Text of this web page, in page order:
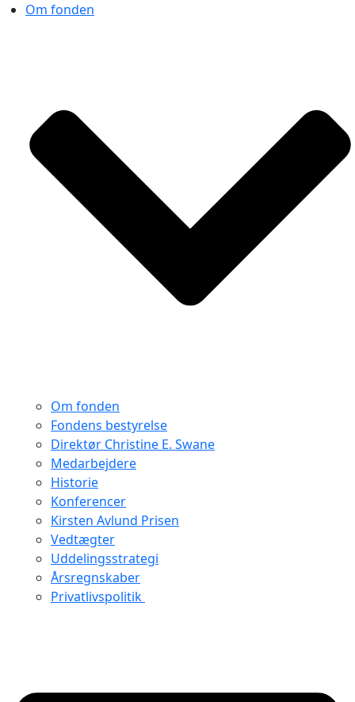
Om fonden
Om fonden
Fondens bestyrelse
Direktør Christine E. Swane
Medarbejdere
Historie
Konferencer
Kirsten Avlund Prisen
Vedtægter
Uddelingsstrategi
Årsregnskaber
Privatlivspolitik